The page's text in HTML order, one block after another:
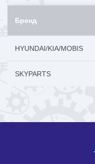
Бренд
HYUNDAI/KIA/MOBIS
SKYPARTS